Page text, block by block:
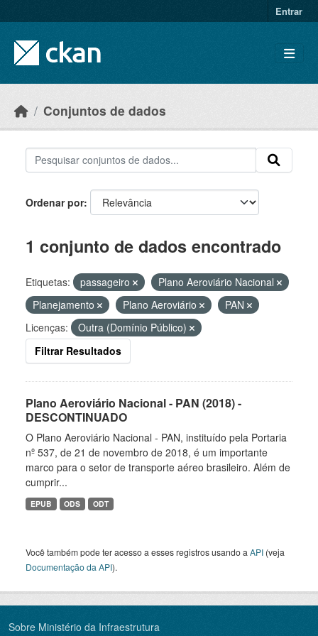
Entrar
Conjuntos de dados
Ordenar por
1 conjunto de dados encontrado
Etiquetas: passageiro
Plano Aeroviário Nacional
Planejamento
Plano Aeroviário
PAN
Licenças:
Outra (Domínio Público)
Filtrar Resultados
Plano Aeroviário Nacional - PAN (2018) -
DESCONTINUADO
O Plano Aeroviário Nacional - PAN, instituído pela Portaria
nº 537, de 21 de novembro de 2018, é um importante
marco para o setor de transporte aéreo brasileiro. Além de
cumprir...
EPUB ODS ODT
Você também pode ter acesso a esses registros usando a API (veja
Documentação da API).
Sobre Ministério da Infraestrutura